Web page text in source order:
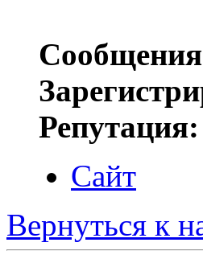
Репутация:
Сайт
Вернуться к